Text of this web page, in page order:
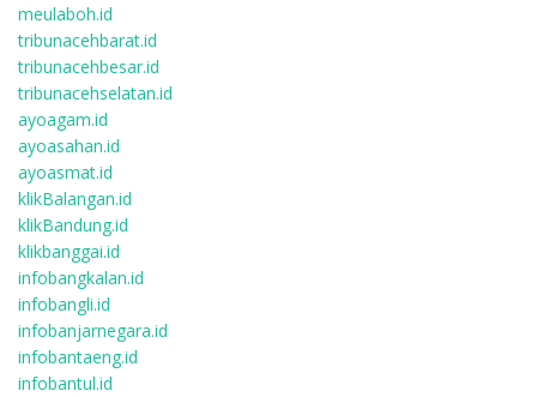
meulaboh.id
tribunacehbarat.id
tribunacehbesar.id
tribunacehselatan.id
ayoagam.id
ayoasahan.id
ayoasmat.id
klikBalangan.id
klikBandung.id
klikbanggai.id
infobangkalan.id
infobangli.id
infobanjarnegara.id
infobantaeng.id
infobantul.id